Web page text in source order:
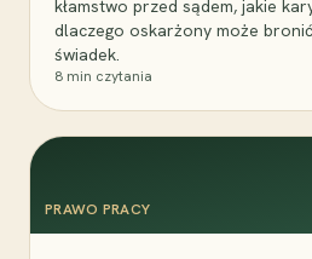
kłamstwo przed sądem, jakie
dlaczego oskarżony może
świadek.
8 min czytania
PRAWO PRACY